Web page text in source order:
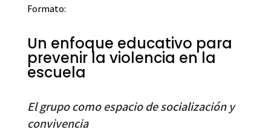
Formato:
Un enfoque educativo para
prevenir la violencia en la
escuela
El grupo como espacio de socialización y
convivencia